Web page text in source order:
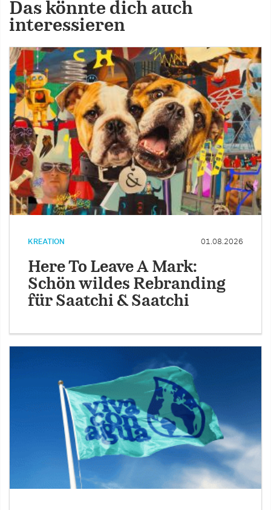
Das könnte dich auch
interessieren
KREATION 01.08.2026
Here To Leave A Mark:
Schön wildes Rebranding
für Saatchi & Saatchi